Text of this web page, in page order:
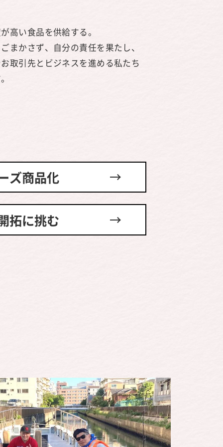
高い食品を供給する。
まかさず、自分の責任を果たし、
取引先とビジネスを進める私たち
ズ商品化
拓に挑む